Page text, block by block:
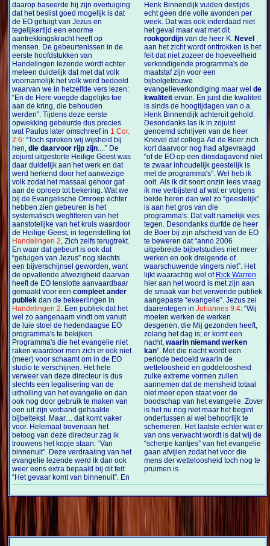
daarop baseerde hij zijn overtuiging
dat het beslist goed mogelijk is dat
de EO getuigt van Jezus en
tegelijkertijd een enorme
aantrekkingskracht heeft op
mensen. De gebeurtenissen in de
eerste hoofdstukken van
Handelingen lezende wordt echter
meteen duidelijk dat met dat volk
voornamelijk het volk werd bedoeld
waarvan we in hetzelfde vers lezen:
“En de Here voegde dagelijks toe
aan de kring, die behouden
werden”. Tijdens deze eerste
opwekking gebeurde dus precies
wat Paulus later omschreef in 1 Cor.
2:6: “Toch spreken wij wijsheid bij
hen,die daarvoor rijp zijn ....” De
zojuist uitgestorte Heilige Geest was
daar duidelijk aan het werk en dat
werd herkend door het aanwezige
volk zodat het massaal gehoor gaf
aan de oproep tot bekering. Wat we
bij de Evangelische Omroep echter
hebben zien gebeuren is het
systematisch wegfilteren van het
aanstotelijke van het kruis waardoor
de Heilige Geest, in tegenstelling tot
Handelingen 2 , Zich zelfs terugtrekt.
En waar dat gebeurt is ook dat
“getuigen van Jezus” nog slechts
een bijverschijnsel geworden, want
de opvallende afwezigheid daarvan
heeft de EO tenslotte aanvaardbaar
gemaakt voor eencompleet ander
publiek dan de bekeerlingen in
Handelingen 2 . Een publiek dat het
wel zo aangenaam vindt om vanuit
de luie stoel de hedendaagse EO
programma's te bekijken.
Programma's die het evangelie niet
raken waardoor men zich er ook niet
(meer) voor schaamt om in de EO
studio te verschijnen. Het hele
verweer van deze directeur is dus
slechts een legalisering van de
uitholling van het evangelie en dan
ook nog door gebruik te maken van
een uit zijn verband gehaalde
bijbeltekst. Maar.... dat komt vaker
voor. Helemaal bovenaan het
betoog van deze directeur zag ik
trouwens het kopje staan: “Van
binnenuit”. Deze verdraaiing van het
evangelie lezende werd ik dan ook
weer eens extra bepaald bij dit feit:
“Het gevaar komt van binnenuit”. En
Henk Binnendijk vulden destijds
echt geen drie volle avonden per
week. Dat was ook inderdaad niet
het geval maar wat met dit
rookgordijnvan de heer K. Nevel
aan het zicht wordt onttrokken is het
feit dat niet zozeer de hoeveelheid
verkondigende programma's de
maatstaf zijn voor een
bijbelgetrouwe
evangelieverkondiging maar wel de
kwaliteitervan. En juist die kwaliteit
is sinds de hoogtijdagen van o.a.
Henk Binnendijk achteruit gehold.
Desondanks las ik in zojuist
genoemd schrijven van de heer
Knevel dat collega Ad de Boer zich
kort daarvoor nog had afgevraagd
“of de EO op een dinsdagavond niet
te zwaar inhoudelijk geestelijk is
met de programma's”. Wel heb ik
ooit. Als ik dit soort onzin lees vraag
ik me verbijsterd af wat er volgens
beide heren dan wel zo “geestelijk”
is aan het gros van die
programma's. Dat valt namelijk vies
tegen. Desondanks durfde de heer
de Boer bij zijn afscheid van de EO
te beweren dat “anno 2006
uitgebreide bijbelstudies niet meer
werken en ook dreigende of
waarschuwende vingers niet”. Het
lijkt waarachtig wel of Rick Warren
hier aan het woord is met zijn aan
de smaak van het verwende publiek
aangepaste “evangelie”. Jezus zei
daarentegen in Johannes 9:4: “Wij
moeten werken de werken
desgenen, die Mij gezonden heeft,
zolang het dag is; er komt een
nacht, waarin niemand werken
kan”. Met die nacht wordt een
periode bedoeld waarin de
wetteloosheid en goddeloosheid
zulke extreme vormen zullen
aannemen dat de mensheid totaal
niet meer open staat voor de
boodschap van het evangelie. Zover
is het nu nog niet maar het begint
ondertussen al wel behoorlijk te
schemeren. Het laatste echter wat er
van ons verwacht wordt is dat wij de
“scherpe kantjes” van het evangelie
gaan afvijlen zodat het voor die
mens der wetteloosheid toch nog te
pruimen is.